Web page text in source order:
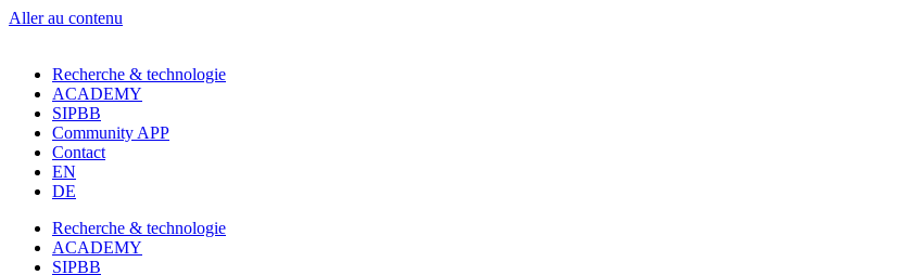
Aller au contenu
Recherche & technologie
ACADEMY
SIPBB
Community APP
Contact
EN
DE
Recherche & technologie
ACADEMY
SIPBB